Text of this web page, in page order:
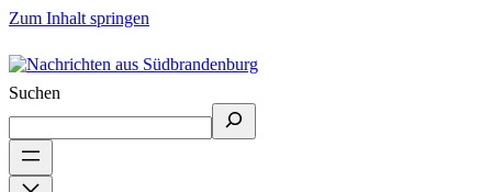
Zum Inhalt springen
Suchen